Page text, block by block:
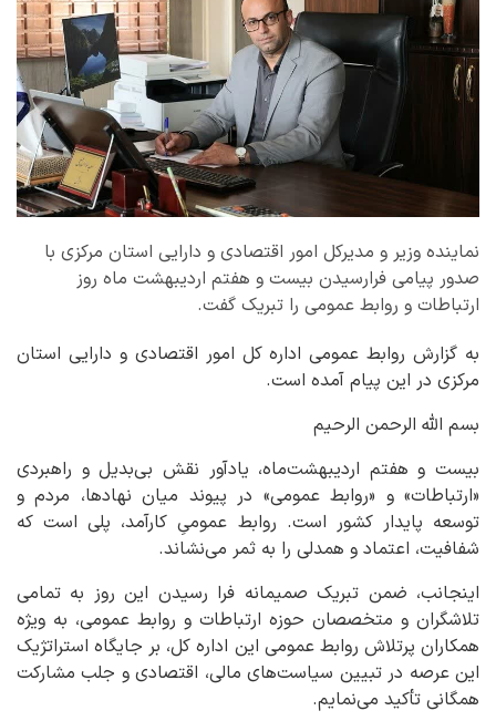
نماینده وزیر و مدیرکل امور اقتصادی و دارایی استان مرکزی با
صدور پیامی فرارسیدن بیست و هفتم اردیبهشت ماه روز
ارتباطات و روابط عمومی را تبریک گفت.
به گزارش روابط عمومی اداره کل امور اقتصادی و دارایی استان
مرکزی در این پیام آمده است.
بسم الله الرحمن الرحیم
بیست و هفتم اردیبهشت‌ماه، یادآور نقش بی‌بدیل و راهبردی
«ارتباطات» و «روابط عمومی» در پیوند میان نهادها، مردم و
توسعه پایدار کشور است. روابط عمومیِ کارآمد، پلی است که
شفافیت، اعتماد و همدلی را به ثمر می‌نشاند.
اینجانب، ضمن تبریک صمیمانه فرا رسیدن این روز به تمامی
تلاشگران و متخصصان حوزه ارتباطات و روابط عمومی، به ویژه
همکاران پرتلاش روابط عمومی این اداره کل، بر جایگاه استراتژیک
این عرصه در تبیین سیاست‌های مالی، اقتصادی و جلب مشارکت
همگانی تأکید می‌نمایم.